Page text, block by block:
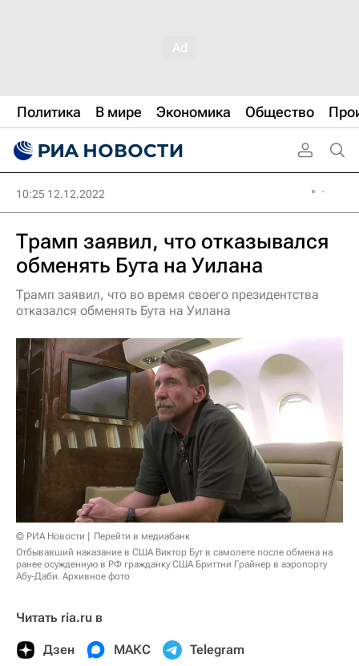
Политика В мире Экономика Общество
10:25 12.12.2022
Трамп заявил, что отказывался
обменять Бута на Уилана
Трамп заявил, что во время своего президентства
отказался обменять Бута на Уилана
© РИА Новости
Перейти в медиабанк
Отбывавший наказание в США Виктор Бут в самолете после обмена на
ранее осужденную в РФ гражданку США Бриттни Грайнер в аэропорту
Абу-Даби. Архивное фото
Читать ria.ru в
Дзен МАКС Telegram